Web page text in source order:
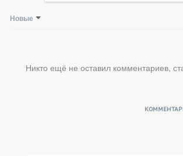
Новые
Никто ещё не оставил комментариев,